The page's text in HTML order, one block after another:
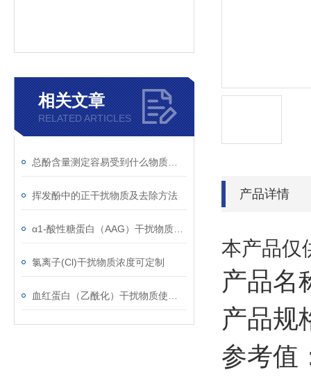
相关文章
RELATED ARTICLES
挥发酚中的正干扰物质及去除方法
氯离子(Cl)干扰物质浓度可定制
产品详情
本产品仅
产品名
产品规
参考值